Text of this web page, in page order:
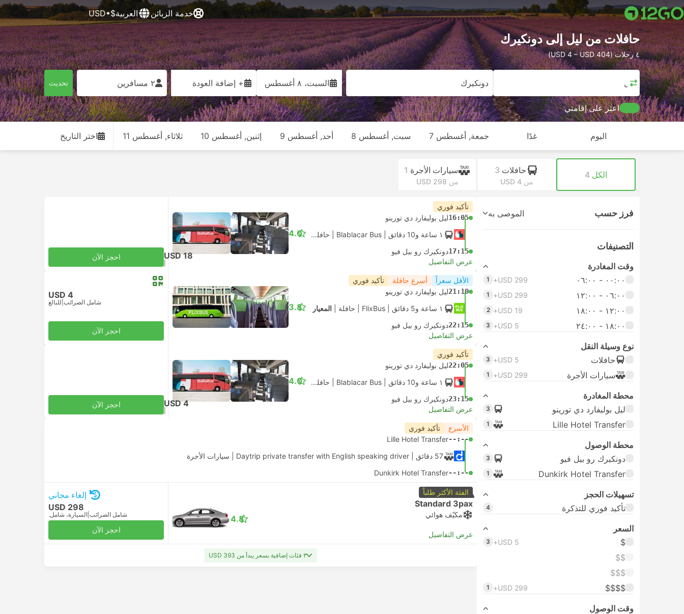
خدمة الزبائن العربية$•USD
حافلات من ليل إلى دونكيرك
٤ رحلات (USD 4 – USD 404)
ليل دونكيرك السبت، ٨ أغسطس + إضافة العودة ٢ مسافرين تحديث
اعثر على إقامتي
اليوم غدًا جمعة, أغسطس 7 سبت, أغسطس 8 أحد, أغسطس 9 إثنين, أغسطس 10 ثلاثاء, أغسطس 11 اختر التاريخ
الكل 4 حافلات 3
من USD 4
سيارات الأجرة 1
من USD 298
فرز حسب الموصى به
التصنيفات
وقت المغادرة
٠٠:٠٠ ‏- ٠٦:٠٠
USD 299+
1
٠٦:٠٠ ‏- ١٢:٠٠ USD 299+
1
١٢:٠٠ ‏- ١٨:٠٠ USD 19+
2
١٨:٠٠ ‏-‏ ٢٤:٠٠ USD 5+
3
نوع وسيلة النقل
حافلات
USD 5+
3
سيارات الأجرة USD 299+
1
محطة المغادرة
ليل بوليفارد دي تورينو
3
Lille Hotel Transfer
1
محطة الوصول
دونكيرك رو بيل فيو
3
Dunkirk Hotel Transfer
1
تسهيلات الحجز
تأكيد فوري للتذكرة
4
السعر
$
USD 5+
3
$$
$$$
$$$$
USD 299+
1
وقت الوصول
تأكيد فوري
16:05ليل بوليفارد دي تورينو
١ ساعة و‫10 دقائق
حافلة | قياسي مكيف
17:15دونكيرك رو بيل فيو
4.0
عرض التفاصيل
USD 18 احجز الآن
الأقل سعراً أسرع حافلة تأكيد فوري
21:10ليل بوليفارد دي تورينو
١ ساعة و‫5 دقائق
حافلة المعيار
22:15دونكيرك رو بيل فيو
3.8
عرض التفاصيل
USD 4
شامل الضرائب للبالغ
احجز الآن
تأكيد فوري
22:05ليل بوليفارد دي تورينو
١ ساعة و‫10 دقائق
حافلة | قياسي مكيف
23:15دونكيرك رو بيل فيو
4.0
عرض التفاصيل
USD 4 احجز الآن
الأسرع تأكيد فوري
--:--
Lille Hotel Transfer
‫57 دقائق
سيارات الأجرة
--:--
Dunkirk Hotel Transfer
الفئة الأكثر طلباً
Standard 3pax
مكيّف هوائي
عرض التفاصيل
4.8
إلغاء مجاني
USD 298
شامل الضرائب السيارة، شامل.
احجز الآن
٣ فئات إضافية بسعر يبدأ من USD 393